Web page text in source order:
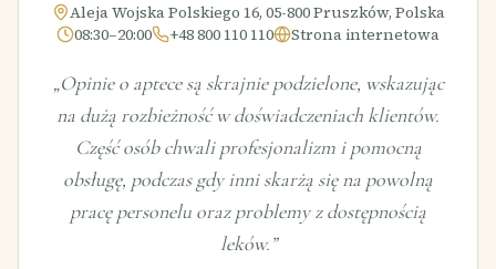
Aleja Wojska Polskiego 16, 05-800 Pruszków, Polska
08:30–20:00
+48 800 110 110 Strona internetowa
„Opinie o aptece są skrajnie podzielone, wskazując
na dużą rozbieżność w doświadczeniach klientów.
Część osób chwali profesjonalizm i pomocną
obsługę, podczas gdy inni skarżą się na powolną
pracę personelu oraz problemy z dostępnością
leków.”